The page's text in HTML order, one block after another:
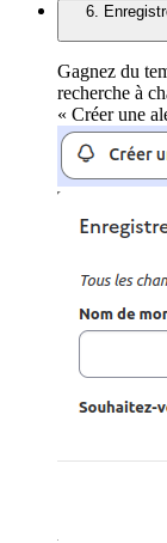
6.
Gagnez du
recherche à
« Créer une